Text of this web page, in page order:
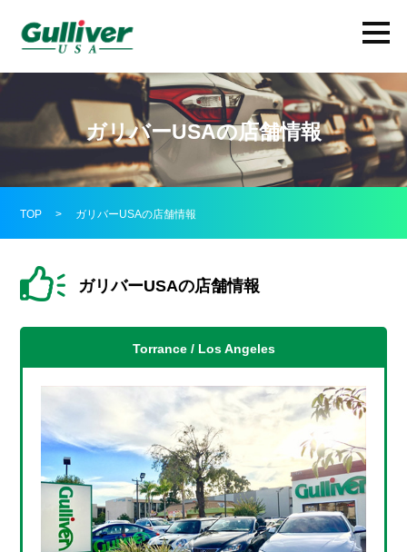
ガリバーUSAの店舗情報
TOP > ガリバーUSAの店舗情報
ガリバーUSAの店舗情報
Torrance / Los Angeles